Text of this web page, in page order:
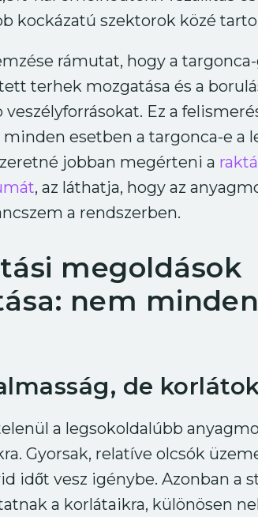
kockázatú szektorok közé
rámutat, hogy a
terhek mozgatása és a
Ez a
minden esetben a targonca-e a
jobban megérteni a
, az láthatja, hogy az
a rendszerben.
megoldások
nem
de
a legsokoldalúbb
Gyorsak, relatíve olcsók
időt vesz igénybe. Azonban a
a korlátaikra, különösen